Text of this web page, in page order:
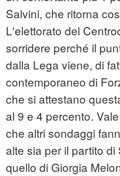
Salvini, che ritorna
L'elettorato del
sorridere perché il
dalla Lega viene, di
contemporaneo di
che si attestano
al 9 e 4 percento.
che altri sondaggi
alte sia per il partito
quello di Giorgia